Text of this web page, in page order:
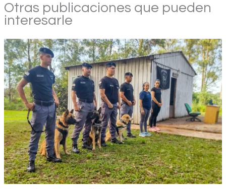
Otras publicaciones que pueden
interesarle